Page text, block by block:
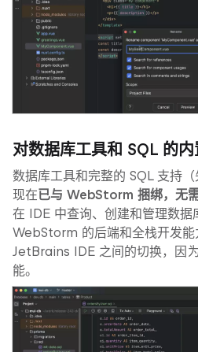
对数据库工具和 SQL 的
数据库工具和完整的 SQL 支持（
现在已与 WebStorm 捆绑，无
在 IDE 中查询、创建和管理数据
WebStorm 的后端和全栈开发能
JetBrains IDE 之间的切换，因
能。